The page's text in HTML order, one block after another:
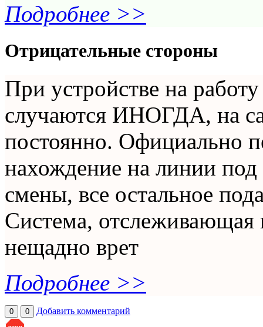
Подробнее >>
Отрицательные стороны
При устройстве на
случаются ИНОГДА, на
постоянно. Официально
нахождение на линии под
смены, все остальное
Система, отслеживающая
нещадно врет
Подробнее >>
0 0 Добавить комментарий